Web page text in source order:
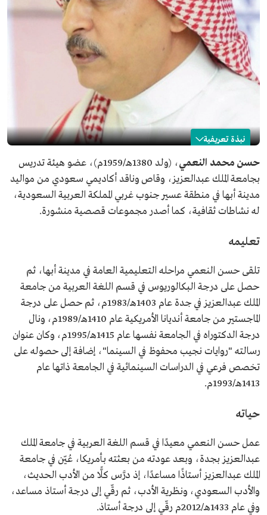
نبذة تعريفية
حسن النعمي
الاسم
حسن النعمي.
الميلاد1959م.
المجال المهني
قاص، وناقد أكاديمي.
مسؤول إداري وأمين السر في نادي جدة الأدبي الثقافي.
رئيس جماعة الحوار في نادي جدة الأدبي الثقافي.
مشرف نادي القصة بجمعية الثقافة والفنون في جدة.
مؤلفات
مجموعة قصصية "زمن العشق الصاخب".
مجموعة قصصية "آخر ما جاء في تأويل القروي".
"محاضرات في الأدب السعودي".
حسن محمد النعمي
، (ولد 1380هـ/1959م)، عضو هيئة تدريس
بجامعة الملك عبدالعزيز، وقاص وناقد أكاديمي سعودي من مواليد
مدينة أبها في منطقة عسير جنوب غربي المملكة العربية السعودية،
له نشاطات ثقافية، كما أصدر مجموعات قصصية منشورة.
تعليمه
تلقى حسن النعمي مراحله التعليمية العامة في مدينة أبها، ثم
حصل على درجة البكالوريوس في قسم اللغة العربية من جامعة
الملك عبدالعزيز في جدة عام 1403هـ/1983م، ثم حصل على درجة
الماجستير من جامعة أنديانا الأمريكية عام 1410هـ/1989م، ونال
درجة الدكتوراه في الجامعة نفسها عام 1415هـ/1995م، وكان عنوان
رسالته "روايات نجيب محفوظ في السينما"، إضافة إلى حصوله على
تخصص فرعي في الدراسات السينمائية في الجامعة ذاتها عام
1413هـ/1993م.
حياته
عمل حسن النعمي معيدًا في قسم اللغة العربية في جامعة الملك
عبدالعزيز بجدة، وبعد عودته من بعثته بأمريكا، عُيّن في جامعة
الملك عبدالعزيز أستاذًا مساعدًا، إذ درَّس كلًّا من الأدب الحديث،
والأدب السعودي، ونظرية الأدب، ثم رقّي إلى درجة أستاذ مساعد،
وفي عام 1433هـ/2012م رقّي إلى درجة أستاذ.